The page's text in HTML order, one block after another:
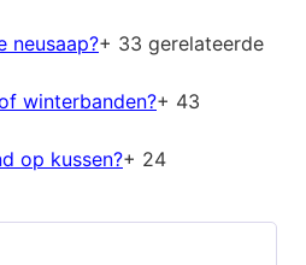
neusaap?+ 33 gerelateerde
winterbanden?+ 43
op kussen?+ 24